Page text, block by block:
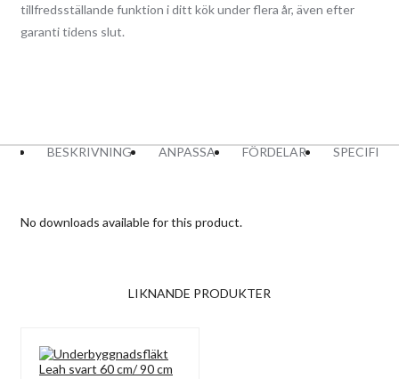
tillfredsställande funktion i ditt kök under flera år, även efter
garanti tidens slut.
BESKRIVNING ANPASSA FÖRDELAR
No downloads available for this product.
LIKNANDE PRODUKTER